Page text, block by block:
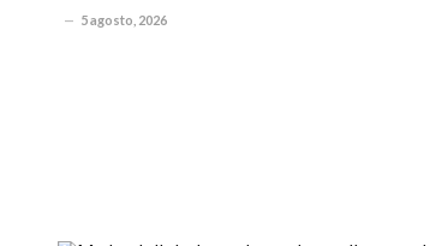
5 agosto, 2026